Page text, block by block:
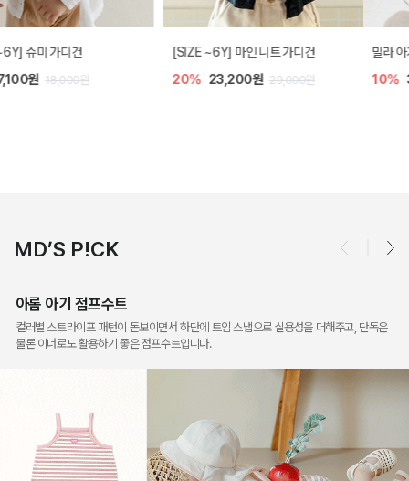
밀라 아기 점프수트
10% 30,600원
밀라 아기 셋업
40% 26,400원
MD’S P!CK
아롬 아기 점프수트
컬러별 스트라이프 패턴이 돋보이면서 하단에 트임 스냅으로 실용성을 더해주고, 단독은
물론 이너로도 활용하기 좋은 점프수트입니다.